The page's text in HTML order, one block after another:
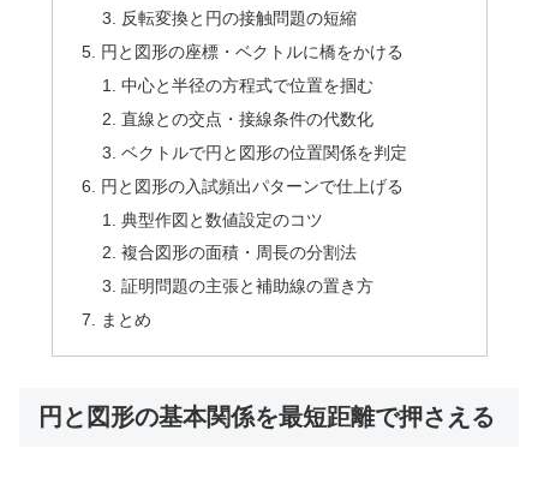
反転変換と円の接触問題の短縮
円と図形の座標・ベクトルに橋をかける
中心と半径の方程式で位置を掴む
直線との交点・接線条件の代数化
ベクトルで円と図形の位置関係を判定
円と図形の入試頻出パターンで仕上げる
典型作図と数値設定のコツ
複合図形の面積・周長の分割法
証明問題の主張と補助線の置き方
まとめ
円と図形の基本関係を最短距離で押さえる